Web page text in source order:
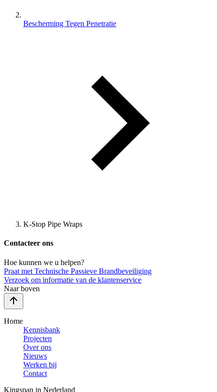
Bescherming Tegen Penetratie
K-Stop Pipe Wraps
Contacteer ons
Hoe kunnen we u helpen?
Praat met Technische Passieve Brandbeveiliging
Verzoek om informatie van de klantenservice
Naar boven
Home
Kennisbank
Projecten
Over ons
Nieuws
Werken bij
Contact
Kingspan in Nederland